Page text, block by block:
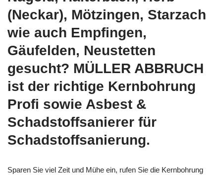
(Neckar), Mötzingen, Starzach
wie auch Empfingen,
Gäufelden, Neustetten
gesucht? MÜLLER ABBRUCH
ist der richtige Kernbohrung
Profi sowie Asbest &
Schadstoffsanierer für
Schadstoffsanierung.
Sparen Sie viel Zeit und Mühe ein, rufen Sie die Kernbohrung